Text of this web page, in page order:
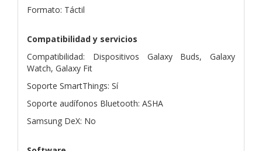
Formato: Táctil
Compatibilidad y servicios
Compatibilidad: Dispositivos Galaxy Buds, Galaxy
Watch, Galaxy Fit
Soporte SmartThings: Sí
Soporte audífonos Bluetooth: ASHA
Samsung DeX: No